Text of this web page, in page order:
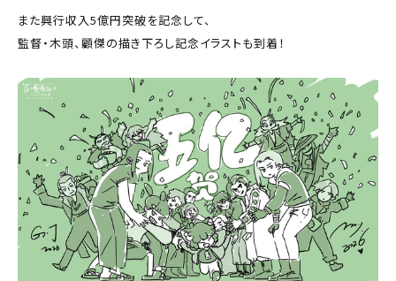
また興行収入5億円突破を記念して、
監督・木頭、顧傑の描き下ろし記念イラストも到着！